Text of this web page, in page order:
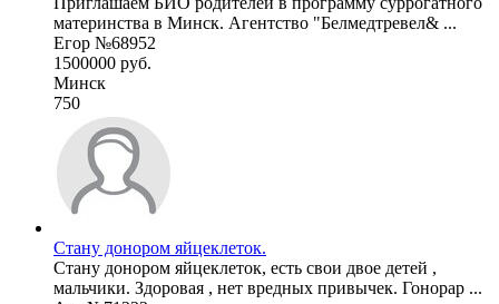
материнства в Минск. Агентство "Белмедтревел& ...
Егор №68952
1500000 руб.
Минск
750
Стану донором яйцеклеток.
Стану донором яйцеклеток, есть свои двое детей ,
мальчики. Здоровая , нет вредных привычек. Гонорар ...